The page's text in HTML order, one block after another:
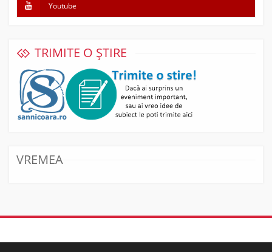
Youtube
TRIMITE O ȘTIRE
VREMEA